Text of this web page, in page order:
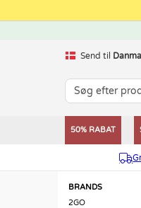
Send til
50% RABAT
BRANDS
2GO